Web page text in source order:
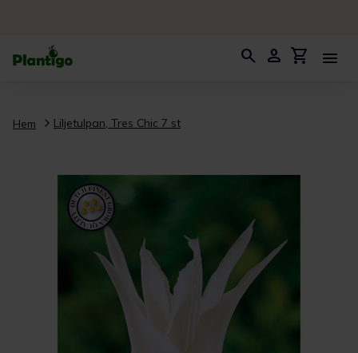
search person shopping_cart menu
Hem Liljetulpan, Tres Chic 7 st